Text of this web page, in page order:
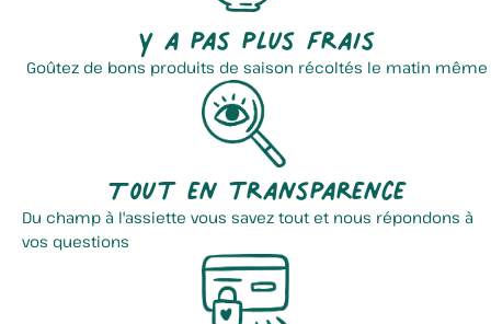
Y a pas plus frais
Goûtez de bons produits de saison récoltés le matin même
Tout en transparence
Du champ à l'assiette vous savez tout et nous répondons à
vos questions